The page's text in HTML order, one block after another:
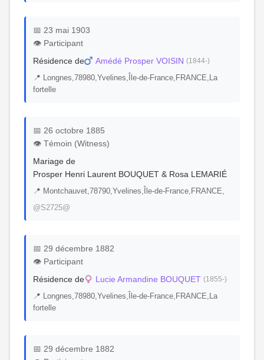
📅 23 mai 1903
👁️ Participant
Résidence de
Amédé Prosper VOISIN (1844-)
📍 Longnes,78980,Yvelines,Île-de-France,FRANCE,La
fortelle
📅 26 octobre 1885
👁️ Témoin (Witness)
Mariage de
Prosper Henri Laurent BOUQUET & Rosa LEMARIÉ
📍 Montchauvet,78790,Yvelines,Île-de-France,FRANCE,
@S2725@
📅 29 décembre 1882
👁️ Participant
Résidence de
Lucie Armandine BOUQUET (1855-)
📍 Longnes,78980,Yvelines,Île-de-France,FRANCE,La
fortelle
📅 29 décembre 1882